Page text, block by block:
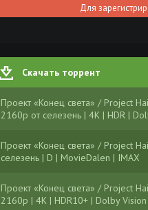
Для
Скачать торрент
Проект «Конец света» / Project
2160p от селезень | 4K | HDR |
Проект «Конец света» / Project
селезень | D | MovieDalen | IMAX
Проект «Конец света» / Project
2160p | 4K | HDR10+ | Dolby